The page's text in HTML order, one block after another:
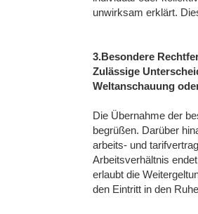
unwirksam erklärt.
3.Besondere
Zulässige
Weltanschauung
Die Übernahme der
begrüßen. Darüber
arbeits- und
Arbeitsverhältnis
erlaubt die
den Eintritt in den